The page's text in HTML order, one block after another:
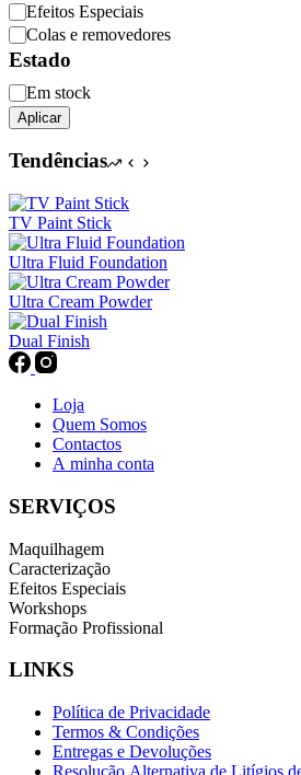
Efeitos Especiais
Colas e removedores
Estado
Disponibilidade
Em stock
Aplicar
Tendências
TV Paint Stick
Ultra Fluid Foundation
Ultra Cream Powder
Dual Finish
Loja
Quem Somos
Contactos
A minha conta
SERVIÇOS
Maquilhagem
Caracterização
Efeitos Especiais
Workshops
Formação Profissional
LINKS
Política de Privacidade
Termos & Condições
Entregas e Devoluções
Resolução Alternativa de Litígios